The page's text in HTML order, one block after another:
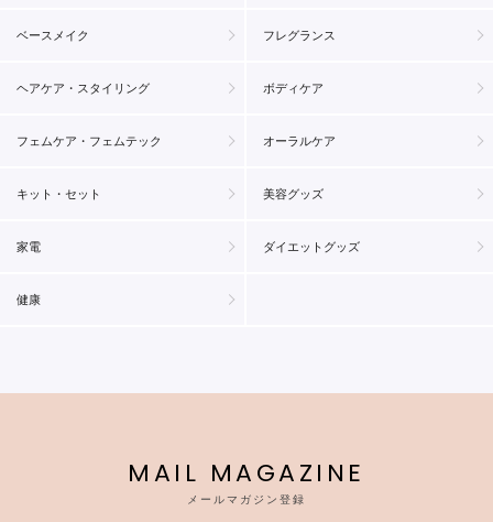
ベースメイク フレグランス
ヘアケア・スタイリング ボディケア
フェムケア・フェムテック オーラルケア
キット・セット 美容グッズ
家電 ダイエットグッズ
健康
MAIL MAGAZINE
メールマガジン登録